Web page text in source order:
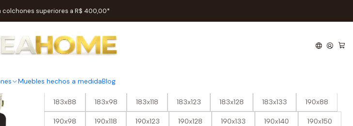
Muebles hechos a medidaBlog
colchones superiores a R$ 400,00*
/ Espuma Colchón Futurocol Ergonstyl
|
Colchón Futurocol Ergonstyl
183x88 183x98 183x118 183x123 183x128 183x133 190x88
190x98 190x118 190x123 190x128 190x133 190x140 190x150